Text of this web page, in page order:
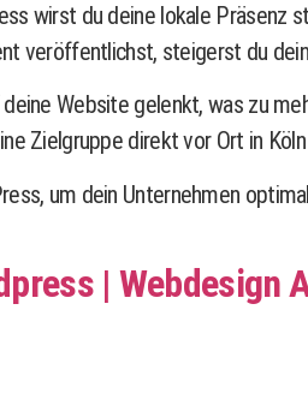
wirst du deine lokale
veröffentlichst, steigerst du
Website gelenkt, was zu
Zielgruppe direkt vor Ort in
um dein Unternehmen